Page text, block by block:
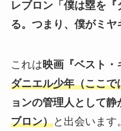
レブロン「僕は塁を『
る。つまり、僕がミヤ
これは 映画『ベスト・
ダニエル少年（ここで
ョンの管理人として静
ブロン）と出会います。